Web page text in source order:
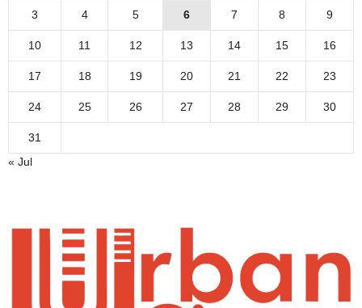
3 4 5 6 7 8 9
10 11 12 13 14 15 16
17 18 19 20 21 22 23
24 25 26 27 28 29 30
31
« Jul